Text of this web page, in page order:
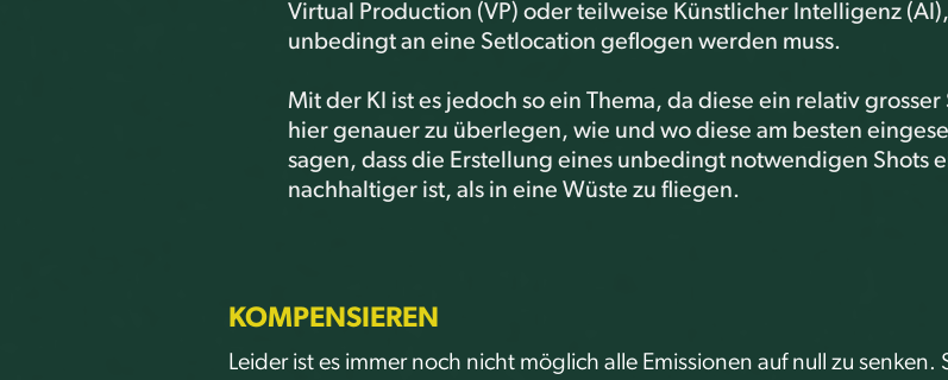
Virtual Production (VP) oder teilweise Künstlicher Intelligenz
unbedingt an eine Setlocation geflogen werden muss.
Mit der KI ist es jedoch so ein Thema, da diese ein relativ
hier genauer zu überlegen, wie und wo diese am besten
sagen, dass die Erstellung eines unbedingt notwendigen Shots
nachhaltiger ist, als in eine Wüste zu fliegen.
KOMPENSIEREN
Leider ist es immer noch nicht möglich alle Emissionen auf null zu